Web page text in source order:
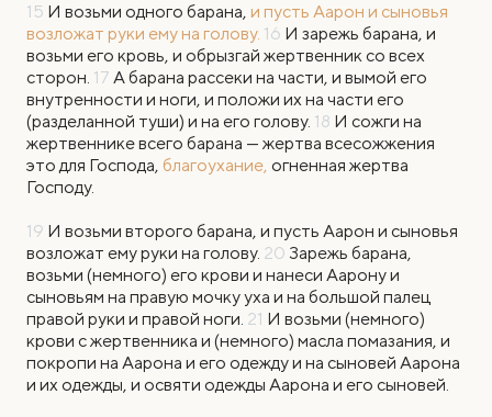
15 И возьми одного барана, и пусть Аарон и сыновья
возложат руки ему на голову. 16 И зарежь барана, и
возьми его кровь, и обрызгай жертвенник со всех
сторон. 17 А барана рассеки на части, и вымой его
внутренности и ноги, и положи их на части его
(разделанной туши) и на его голову. 18 И сожги на
жертвеннике всего барана — жертва всесожжения
это для Господа, благоухание, огненная жертва
Господу.
19 И возьми второго барана, и пусть Аарон и сыновья
возложат ему руки на голову. 20 Зарежь барана,
возьми (немного) его крови и нанеси Аарону и
сыновьям на правую мочку уха и на большой палец
правой руки и правой ноги. 21 И возьми (немного)
крови с жертвенника и (немного) масла помазания, и
покропи на Аарона и его одежду и на сыновей Аарона
и их одежды, и освяти одежды Аарона и его сыновей.